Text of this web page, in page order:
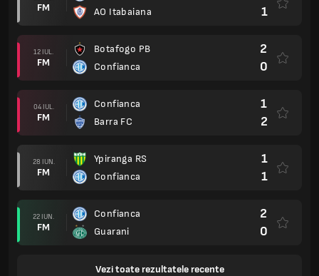
FM
AO Itabaiana
1
12 IUL.
FM
Botafogo PB
Confianca
2
0
04 IUL.
FM
Confianca
Barra FC
1
2
28 IUN.
FM
Ypiranga RS
Confianca
1
1
22 IUN.
FM
Confianca
Guarani
2
0
Vezi toate rezultatele recente